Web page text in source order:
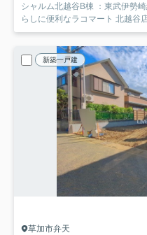
シャルム北越谷B棟 ：東武伊勢
らしに便利なラコマート 北越谷
新築一戸建
草加市弁天